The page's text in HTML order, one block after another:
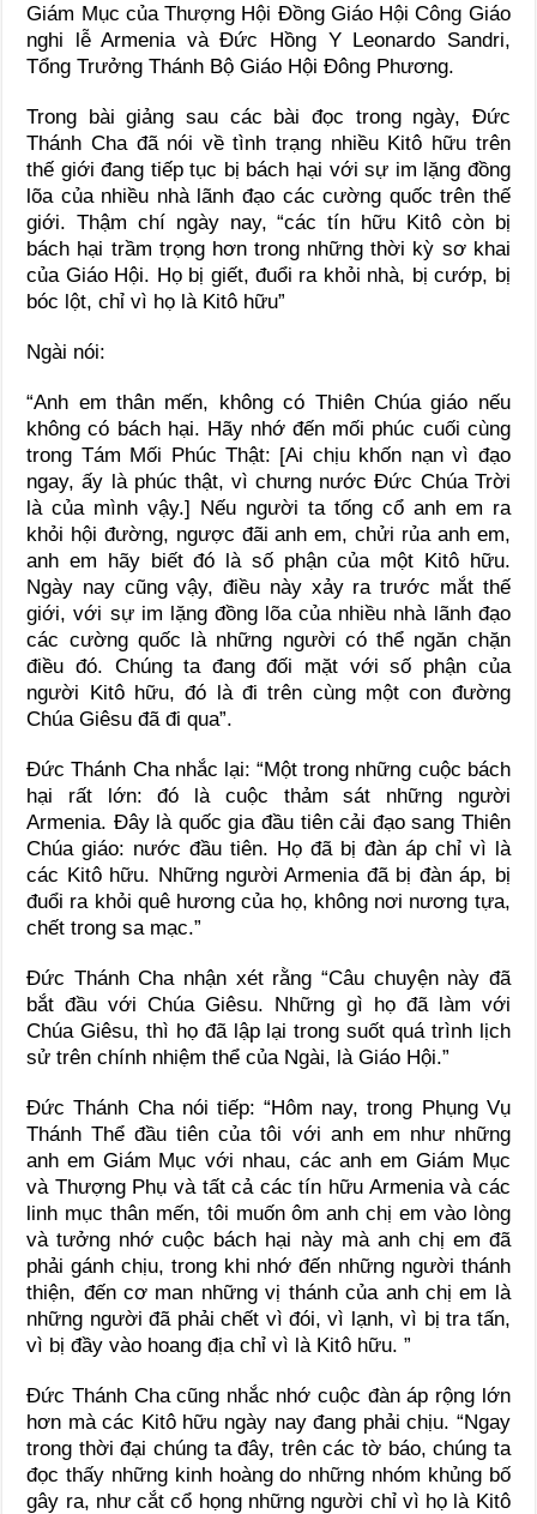
Giám Mục của Thượng Hội Đồng Giáo Hội Công Giáo
nghi lễ Armenia và Đức Hồng Y Leonardo Sandri,
Tổng Trưởng Thánh Bộ Giáo Hội Đông Phương.
Trong bài giảng sau các bài đọc trong ngày, Đức
Thánh Cha đã nói về tình trạng nhiều Kitô hữu trên
thế giới đang tiếp tục bị bách hại với sự im lặng đồng
lõa của nhiều nhà lãnh đạo các cường quốc trên thế
giới. Thậm chí ngày nay, “các tín hữu Kitô còn bị
bách hại trầm trọng hơn trong những thời kỳ sơ khai
của Giáo Hội. Họ bị giết, đuổi ra khỏi nhà, bị cướp, bị
bóc lột, chỉ vì họ là Kitô hữu”
Ngài nói:
“Anh em thân mến, không có Thiên Chúa giáo nếu
không có bách hại. Hãy nhớ đến mối phúc cuối cùng
trong Tám Mối Phúc Thật: [Ai chịu khốn nạn vì đạo
ngay, ấy là phúc thật, vì chưng nước Đức Chúa Trời
là của mình vậy.] Nếu người ta tống cổ anh em ra
khỏi hội đường, ngược đãi anh em, chửi rủa anh em,
anh em hãy biết đó là số phận của một Kitô hữu.
Ngày nay cũng vậy, điều này xảy ra trước mắt thế
giới, với sự im lặng đồng lõa của nhiều nhà lãnh đạo
các cường quốc là những người có thể ngăn chặn
điều đó. Chúng ta đang đối mặt với số phận của
người Kitô hữu, đó là đi trên cùng một con đường
Chúa Giêsu đã đi qua”.
Đức Thánh Cha nhắc lại: “Một trong những cuộc bách
hại rất lớn: đó là cuộc thảm sát những người
Armenia. Đây là quốc gia đầu tiên cải đạo sang Thiên
Chúa giáo: nước đầu tiên. Họ đã bị đàn áp chỉ vì là
các Kitô hữu. Những người Armenia đã bị đàn áp, bị
đuổi ra khỏi quê hương của họ, không nơi nương tựa,
chết trong sa mạc.”
Đức Thánh Cha nhận xét rằng “Câu chuyện này đã
bắt đầu với Chúa Giêsu. Những gì họ đã làm với
Chúa Giêsu, thì họ đã lập lại trong suốt quá trình lịch
sử trên chính nhiệm thể của Ngài, là Giáo Hội.”
Đức Thánh Cha nói tiếp: “Hôm nay, trong Phụng Vụ
Thánh Thể đầu tiên của tôi với anh em như những
anh em Giám Mục với nhau, các anh em Giám Mục
và Thượng Phụ và tất cả các tín hữu Armenia và các
linh mục thân mến, tôi muốn ôm anh chị em vào lòng
và tưởng nhớ cuộc bách hại này mà anh chị em đã
phải gánh chịu, trong khi nhớ đến những người thánh
thiện, đến cơ man những vị thánh của anh chị em là
những người đã phải chết vì đói, vì lạnh, vì bị tra tấn,
vì bị đầy vào hoang địa chỉ vì là Kitô hữu. ”
Đức Thánh Cha cũng nhắc nhớ cuộc đàn áp rộng lớn
hơn mà các Kitô hữu ngày nay đang phải chịu. “Ngay
trong thời đại chúng ta đây, trên các tờ báo, chúng ta
đọc thấy những kinh hoàng do những nhóm khủng bố
gây ra, như cắt cổ họng những người chỉ vì họ là Kitô